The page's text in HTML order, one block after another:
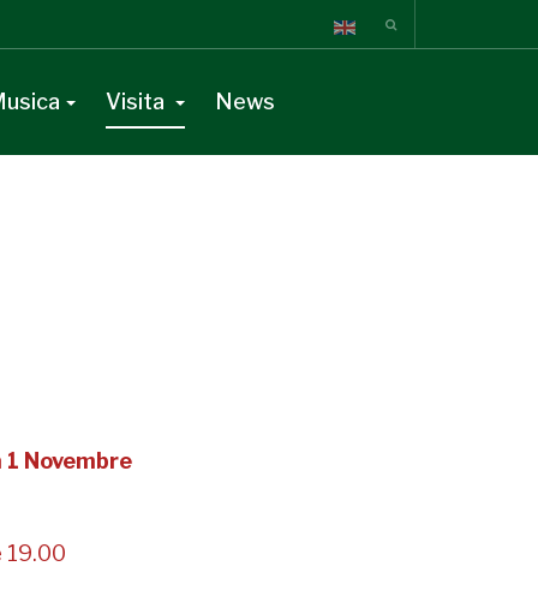
Visita News
1 Novembre
19.00